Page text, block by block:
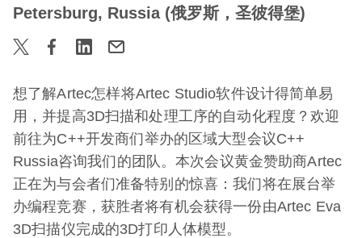
Petersburg, Russia (俄罗斯，圣彼得堡)
想了解Artec怎样将Artec Studio软件设计得简单易
用，并提高3D扫描和处理工序的自动化程度？欢迎
前往为C++开发商们举办的区域大型会议C++
Russia咨询我们的团队。本次会议黄金赞助商Artec
正在为与会者们准备特别的惊喜：我们将在展台举
办编程竞赛，获胜者将有机会获得一份由Artec Eva
3D扫描仪完成的3D打印人体模型。